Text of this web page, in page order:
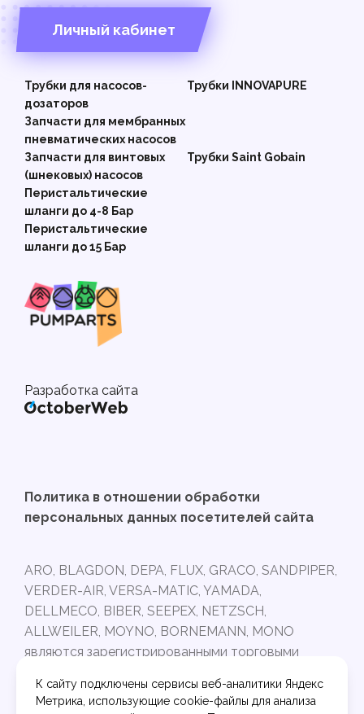
Разработка сайта
Трубки для насосов-
дозаторов
Трубки INNOVAPURE
Запчасти для мембранных
пневматических насосов
Запчасти для винтовых
(шнековых) насосов
Трубки Saint Gobain
Перистальтические
шланги до 4-8 Бар
Перистальтические
шланги до 15 Бар
Личный кабинет
Политика в отношении обработки
персональных данных посетителей сайта
ARO, BLAGDON, DEPA, FLUX, GRACO, SANDPIPER,
VERDER-AIR, VERSA-MATIC, YAMADA,
DELLMECO, BIBER, SEEPEX, NETZSCH,
ALLWEILER, MOYNO, BORNEMANN, MONO
являются зарегистрированными торговыми
Интернет-магазин PUMPARTS.RU не связан с
К сайту подключены сервисы веб-аналитики Яндекс
Метрика, использующие cookie-файлы для анализа